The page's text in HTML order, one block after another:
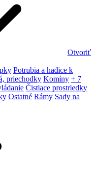
Otvoriť
Potrubia a hadice k
priechodky Komíny + 7
Čistiace prostriedky
Ostatné Rámy Sady na